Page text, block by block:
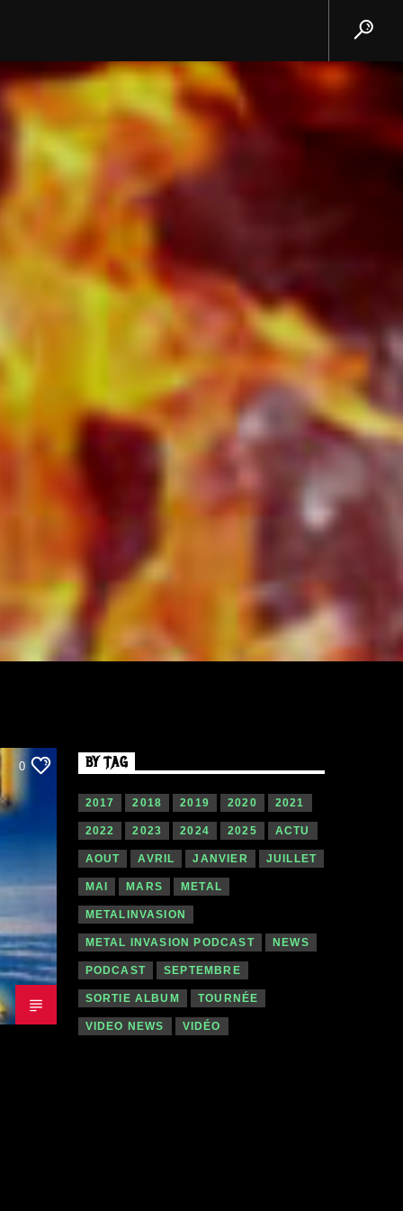
0 BY TAG
2017 2018 2019 2020 2021
2022 2023 2024 2025 ACTU
AOUT AVRIL JANVIER JUILLET
MAI MARS METAL
METALINVASION
METAL INVASION PODCAST NEWS
PODCAST SEPTEMBRE
SORTIE ALBUM TOURNÉE
VIDEO NEWS VIDÉO